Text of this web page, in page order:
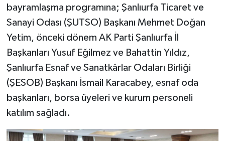
bayramlaşma programına; Şanlıurfa Ticaret ve
Sanayi Odası (ŞUTSO) Başkanı Mehmet Doğan
Yetim, önceki dönem AK Parti Şanlıurfa İl
Başkanları Yusuf Eğilmez ve Bahattin Yıldız,
Şanlıurfa Esnaf ve Sanatkârlar Odaları Birliği
(ŞESOB) Başkanı İsmail Karacabey, esnaf oda
başkanları, borsa üyeleri ve kurum personeli
katılım sağladı.